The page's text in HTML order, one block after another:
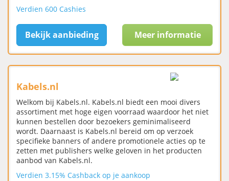
Verdien 600 Cashies
Bekijk aanbieding Meer informatie
Kabels.nl
Welkom bij Kabels.nl. Kabels.nl biedt een mooi divers
assortiment met hoge eigen voorraad waardoor het niet
kunnen bestellen door bezoekers geminimaliseerd
wordt. Daarnaast is Kabels.nl bereid om op verzoek
specifieke banners of andere promotionele acties op te
zetten met publishers welke geloven in het producten
aanbod van Kabels.nl.
Verdien 3.15% Cashback op je aankoop